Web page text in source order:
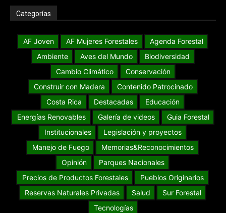
Categorías
AF Joven AF Mujeres Forestales
Agenda Forestal
Ambiente
Aves del Mundo
Biodiversidad
Cambio Climático
Conservación
Construir con Madera
Contenido Patrocinado
Costa Rica
Destacadas
Educación
Energías Renovables
Galería de videos
Guia Forestal
Institucionales
Legislación y proyectos
Manejo de Fuego
Memorias&Reconocimientos
Opinión
Parques Nacionales
Precios de Productos Forestales
Pueblos Originarios
Reservas Naturales Privadas
Salud
Sur Forestal
Tecnologías